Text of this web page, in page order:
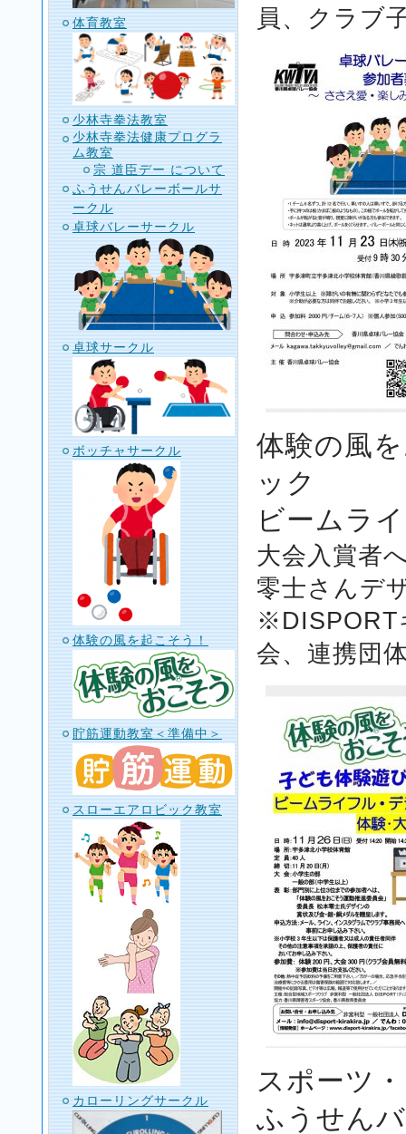
体育教室
少林寺拳法教室
少林寺拳法健康プログラ
ム教室
宗 道臣デー について
ふうせんバレーボールサ
ークル
卓球バレーサークル
卓球サークル
ボッチャサークル
体験の風を起こそう！
貯筋運動教室＜準備中＞
スローエアロビック教室
カローリングサークル
員、クラブ
体験の風
ック
ビームラ
大会入賞者
零士さんデ
※DISPORT
会、連携団
スポーツ
ふうせん